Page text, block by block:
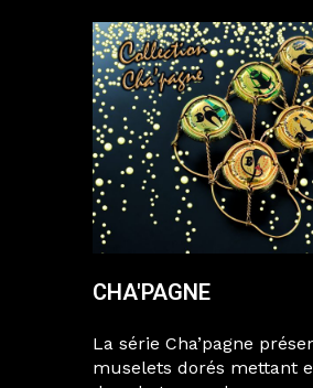
CHA'PAGNE
La série Cha’pagne
muselets dorés mettant